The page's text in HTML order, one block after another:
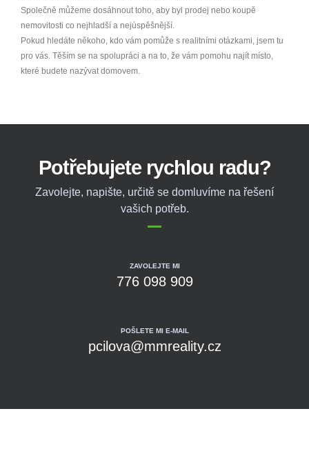
Společně můžeme dosáhnout toho, aby byl prodej nebo koupě
nemovitosti co nejhladší a nejúspěšnější.
Pokud hledáte někoho, kdo vám pomůže s realitními otázkami, jsem tu
pro vás. Těším se na spolupráci a na to, že vám pomohu najít místo,
které budete nazývat domovem.
Potřebujete rychlou radu?
Zavolejte, napište, určitě se domluvíme na řešení
vašich potřeb.
ZAVOLEJTE MI
776 098 909
POŠLETE MI E-MAIL
pcilova@mmreality.cz